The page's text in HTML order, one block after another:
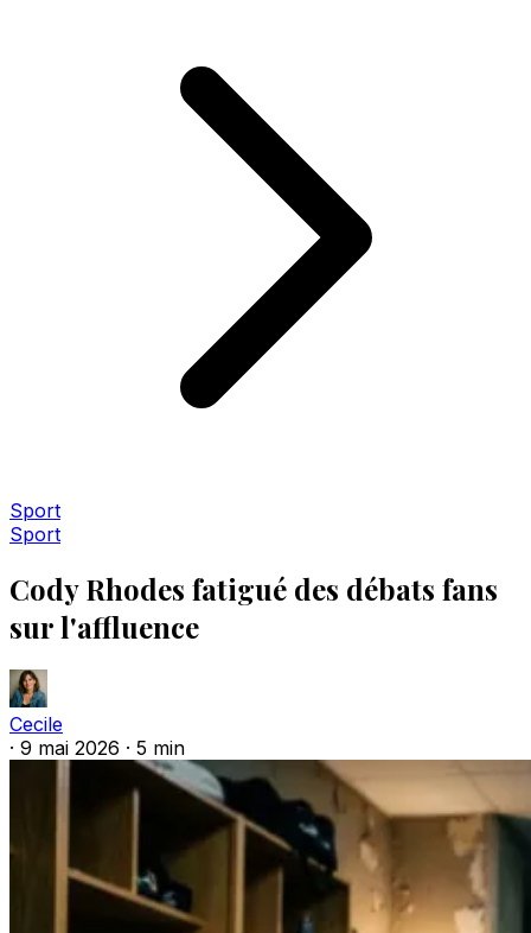
Sport
Sport
Cody Rhodes fatigué des débats fans
sur l'affluence
Cecile
· 9 mai 2026 · 5 min